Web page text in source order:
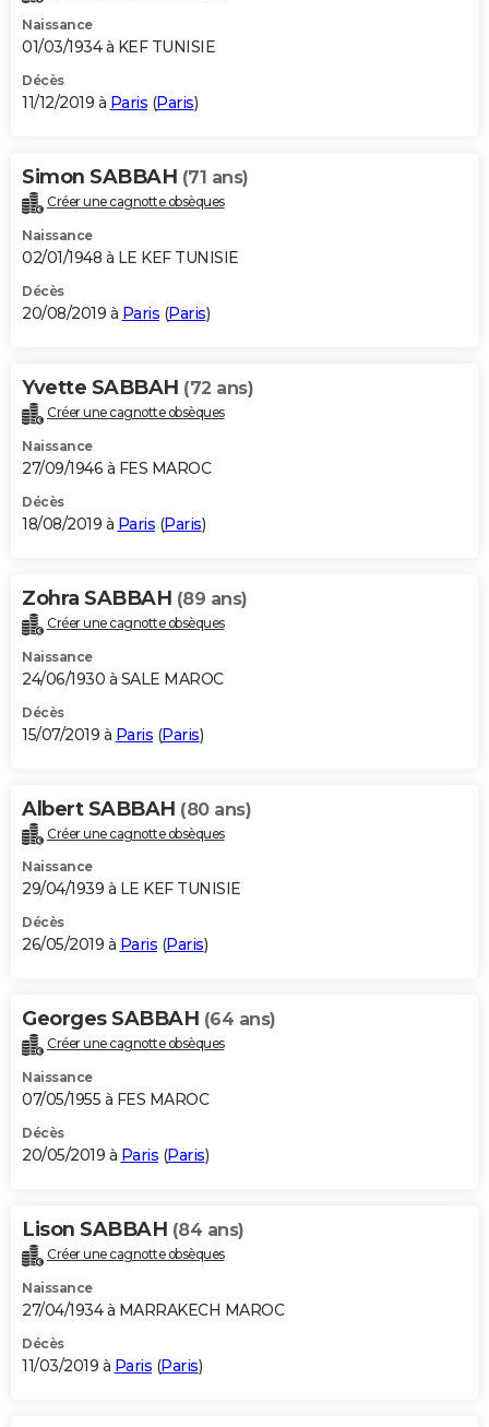
Naissance
01/03/1934 à KEF TUNISIE
Décès
11/12/2019 à Paris (Paris)
Simon SABBAH (71 ans)
Créer une cagnotte obsèques
Naissance
02/01/1948 à LE KEF TUNISIE
Décès
20/08/2019 à Paris (Paris)
Yvette SABBAH (72 ans)
Créer une cagnotte obsèques
Naissance
27/09/1946 à FES MAROC
Décès
18/08/2019 à Paris (Paris)
Zohra SABBAH (89 ans)
Créer une cagnotte obsèques
Naissance
24/06/1930 à SALE MAROC
Décès
15/07/2019 à Paris (Paris)
Albert SABBAH (80 ans)
Créer une cagnotte obsèques
Naissance
29/04/1939 à LE KEF TUNISIE
Décès
26/05/2019 à Paris (Paris)
Georges SABBAH (64 ans)
Créer une cagnotte obsèques
Naissance
07/05/1955 à FES MAROC
Décès
20/05/2019 à Paris (Paris)
Lison SABBAH (84 ans)
Créer une cagnotte obsèques
Naissance
27/04/1934 à MARRAKECH MAROC
Décès
11/03/2019 à Paris (Paris)